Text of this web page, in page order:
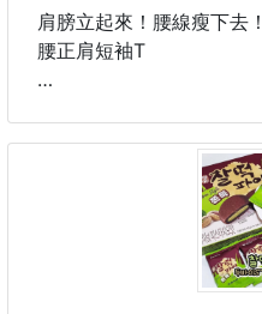
🉐🉐產地直送美味價｜
🔥為什麼這款最近這麼紅
🟩開心果×巧克力的完美
濃郁開心果醬＋香濃牛奶
肩膀立起來！腰線瘦下
腰正肩短袖T
👚【爆款預備】全網都在
🔺肩膀有墊片設計，秒變
🔺側邊微微抓皺＋修腰設